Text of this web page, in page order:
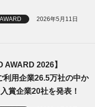
2026年5月11日
AWARD 2026】
利用企業26.5万社の中か
賞企業20社を発表！